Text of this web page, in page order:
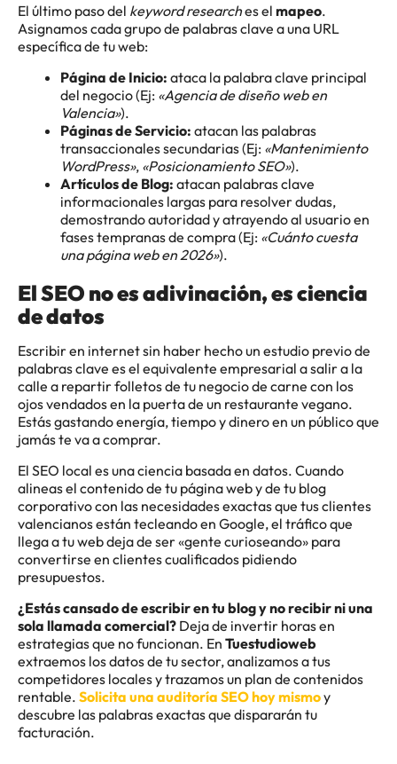
El último paso del keyword researches el mapeo.
Asignamos cada grupo de palabras clave a una URL
específica de tu web:
Página de Inicio: ataca la palabra clave principal
del negocio (Ej: «Agencia de diseño web en
Valencia»).
Páginas de Servicio: atacan las palabras
transaccionales secundarias (Ej: «Mantenimiento
WordPress», «Posicionamiento SEO»).
Artículos de Blog: atacan palabras clave
informacionales largas para resolver dudas,
demostrando autoridad y atrayendo al usuario en
fases tempranas de compra (Ej: «Cuánto cuesta
una página web en 2026»).
El SEO no es adivinación, es ciencia
de datos
Escribir en internet sin haber hecho un estudio previo de
palabras clave es el equivalente empresarial a salir a la
calle a repartir folletos de tu negocio de carne con los
ojos vendados en la puerta de un restaurante vegano.
Estás gastando energía, tiempo y dinero en un público que
jamás te va a comprar.
El SEO local es una ciencia basada en datos. Cuando
alineas el contenido de tu página web y de tu blog
corporativo con las necesidades exactas que tus clientes
valencianos están tecleando en Google, el tráfico que
llega a tu web deja de ser «gente curioseando» para
convertirse en clientes cualificados pidiendo
presupuestos.
¿Estás cansado de escribir en tu blog y no recibir ni una
sola llamada comercial? Deja de invertir horas en
estrategias que no funcionan. En Tuestudioweb
extraemos los datos de tu sector, analizamos a tus
competidores locales y trazamos un plan de contenidos
rentable. Solicita una auditoría SEO hoy mismoy
descubre las palabras exactas que dispararán tu
facturación.